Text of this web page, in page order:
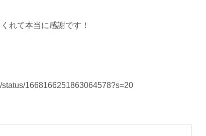
れて本当に感謝です！
1668166251863064578?s=20